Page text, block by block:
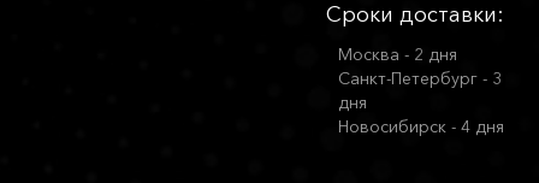
Сроки доставки:
Москва - 2 дня
Санкт-Петербург - 3
дня
Новосибирск - 4 дня